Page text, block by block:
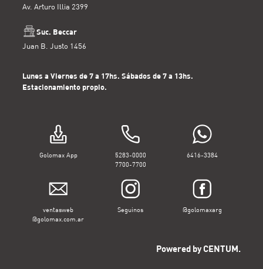
Av. Arturo Illia 2399
Suc. Beccar
Juan B. Justo 1456
Lunes a Viernes de 7 a 17hs. Sábados de 7 a 13hs.
Estacionamiento propio.
Golomax App
5283-0000
7700-7700
6416-3384
ventasweb
@golomax.com.ar
Seguinos @golomaxarg
Powered by CENTUM.